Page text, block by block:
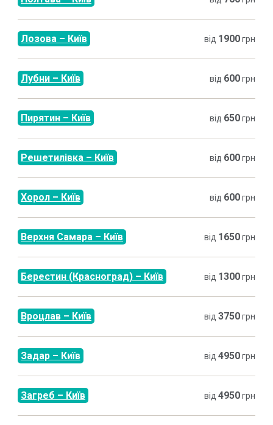
Лозова – Київ від 1900грн
Лубни – Київ від 600грн
Пирятин – Київ від 650грн
Решетилівка – Київ від 600грн
Хорол – Київ від 600грн
Верхня Самара – Київ від 1650грн
Берестин (Красноград) – Київ від 1300грн
Вроцлав – Київ від 3750грн
Задар – Київ від 4950грн
Загреб – Київ від 4950грн